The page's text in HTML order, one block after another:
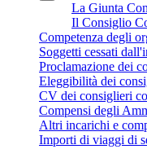
La Giunta
Il Consiglio
Competenza degli
Soggetti cessati
Proclamazione dei
Eleggibilità dei
CV dei consiglieri
Compensi degli
Altri incarichi e
Importi di viaggi di